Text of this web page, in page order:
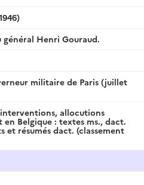
Henri Gouraud.
militaire de Paris (juillet
allocutions
Belgique : textes ms., dact.
et résumés dact. (classement